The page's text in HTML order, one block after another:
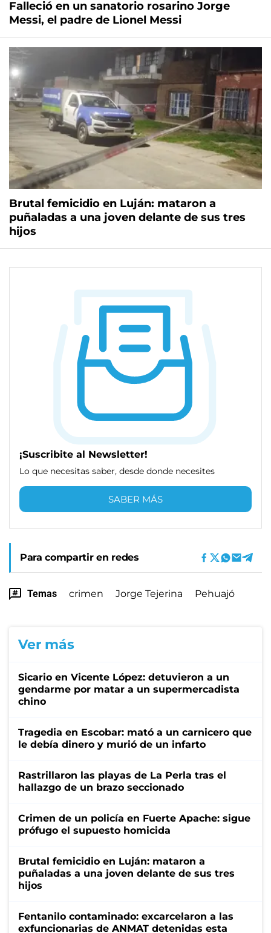
Falleció en un sanatorio rosarino Jorge
Messi, el padre de Lionel Messi
Brutal femicidio en Luján: mataron a
puñaladas a una joven delante de sus tres
hijos
¡Suscribite al Newsletter!
Lo que necesitas saber, desde donde necesites
SABER MÁS
Para compartir en redes
Temas crimen Jorge Tejerina Pehuajó
Ver más
Sicario en Vicente López: detuvieron a un
gendarme por matar a un supermercadista
chino
Tragedia en Escobar: mató a un carnicero que
le debía dinero y murió de un infarto
Rastrillaron las playas de La Perla tras el
hallazgo de un brazo seccionado
Crimen de un policía en Fuerte Apache: sigue
prófugo el supuesto homicida
Brutal femicidio en Luján: mataron a
puñaladas a una joven delante de sus tres
hijos
Fentanilo contaminado: excarcelaron a las
exfuncionarias de ANMAT detenidas esta